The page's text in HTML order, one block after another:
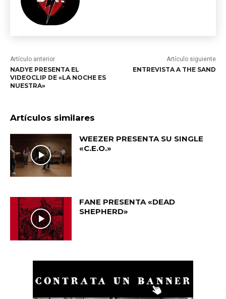
Artículo anterior
NADYE PRESENTA EL
VIDEOCLIP DE «LA NOCHE ES
NUESTRA»
Artículo siguiente
ENTREVISTA A THE SAND
Artículos similares
WEEZER PRESENTA SU SINGLE
«C.E.O.»
FANE PRESENTA «DEAD
SHEPHERD»